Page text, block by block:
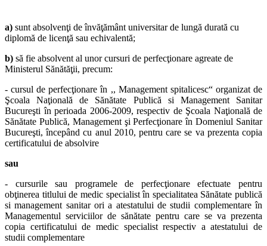
a) sunt absolvenţi de învăţământ universitar de lungă durată cu
diplomă de licenţă sau echivalentă;
b) să fie absolvent al unor cursuri de perfecţionare agreate de
Ministerul Sănătăţii, precum:
- cursul de perfecţionare în ,, Management spitalicesc“ organizat de
Şcoala Naţională de Sănătate Publică si Management Sanitar
Bucureşti în perioada 2006-2009, respectiv de Şcoala Naţională de
Sănătate Publică, Management şi Perfecţionare în Domeniul Sanitar
Bucureşti, începând cu anul 2010, pentru care se va prezenta copia
certificatului de absolvire
sau
- cursurile sau programele de perfecţionare efectuate pentru
obţinerea titlului de medic specialist în specialitatea Sănătate publică
si management sanitar ori a atestatului de studii complementare în
Managementul serviciilor de sănătate pentru care se va prezenta
copia certificatului de medic specialist respectiv a atestatului de
studii complementare